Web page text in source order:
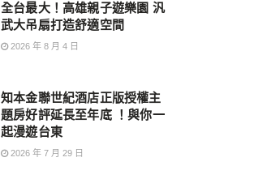
全台最大！高雄親子遊樂園 汎
武大吊扇打造舒適空間
2026 年 8 月 4 日
知本金聯世紀酒店正版授權主
題房好評延長至年底 ！與你一
起漫遊台東
2026 年 7 月 29 日